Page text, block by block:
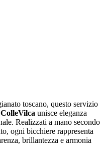
toscano, questo servizio
ColleVilca unisce eleganza
Realizzati a mano secondo
ogni bicchiere rappresenta
brillantezza e armonia